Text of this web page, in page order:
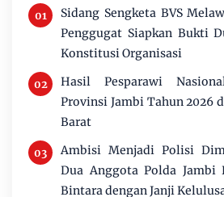
Sidang Sengketa BVS
Penggugat Siapkan Bukti
Konstitusi Organisasi
Hasil Pesparawi
Provinsi Jambi Tahun 2026
Barat
Ambisi Menjadi Polisi
Dua Anggota Polda Jambi
Bintara dengan Janji